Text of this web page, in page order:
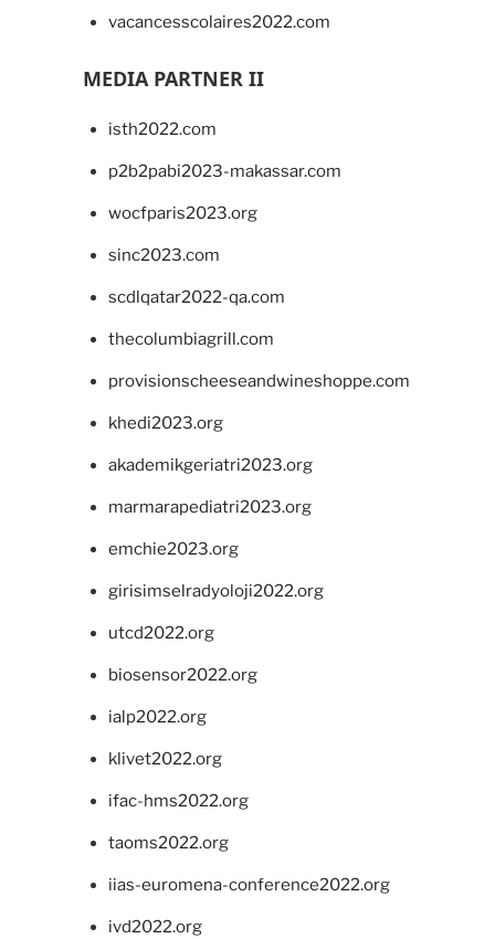
vacancesscolaires2022.com
MEDIA PARTNER II
isth2022.com
p2b2pabi2023-makassar.com
wocfparis2023.org
sinc2023.com
scdlqatar2022-qa.com
thecolumbiagrill.com
provisionscheeseandwineshoppe.com
khedi2023.org
akademikgeriatri2023.org
marmarapediatri2023.org
emchie2023.org
girisimselradyoloji2022.org
utcd2022.org
biosensor2022.org
ialp2022.org
klivet2022.org
ifac-hms2022.org
taoms2022.org
iias-euromena-conference2022.org
ivd2022.org